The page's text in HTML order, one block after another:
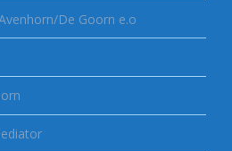
De Goorn e.o